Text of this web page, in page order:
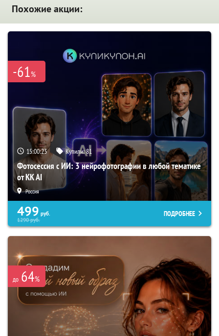
Похожие акции:
-61%
15:00:21 Купили:81
Фотосессия с ИИ: 3 нейрофотографии в любой тематике
от KK AI
Россия
499 руб.
1290руб.
ПОДРОБНЕЕ
до 64%